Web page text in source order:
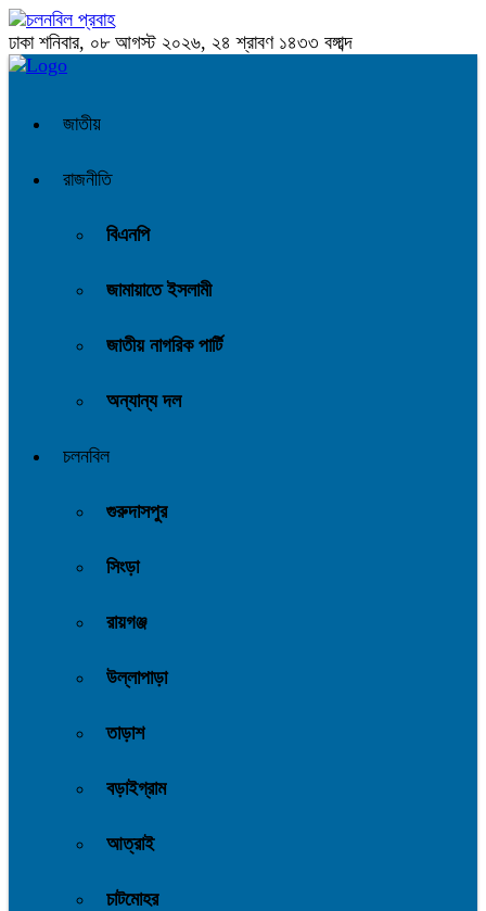
ঢাকা শনিবার, ০৮ আগস্ট ২০২৬, ২৪ শ্রাবণ ১৪৩৩ বঙ্গাব্দ
জাতীয়
রাজনীতি
বিএনপি
জামায়াতে ইসলামী
জাতীয় নাগরিক পার্টি
অন্যান্য দল
চলনবিল
গুরুদাসপুর
সিংড়া
রায়গঞ্জ
উল্লাপাড়া
তাড়াশ
বড়াইগ্রাম
আত্রাই
চাটমোহর